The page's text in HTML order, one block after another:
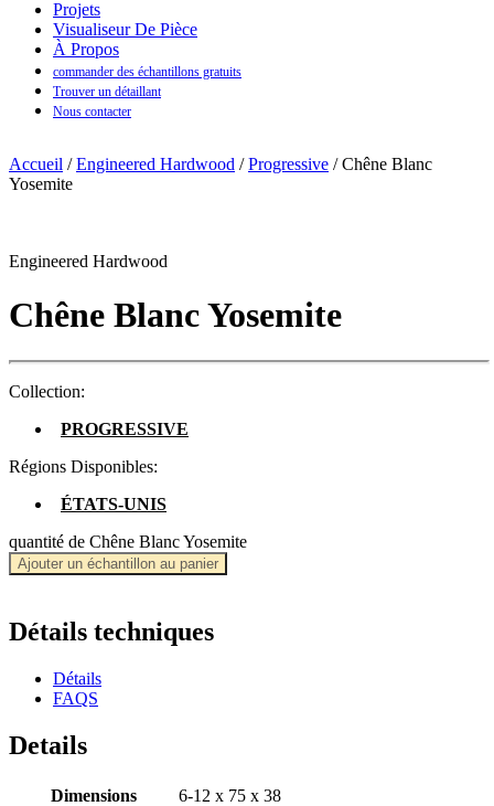
Projets
Visualiseur De Pièce
À Propos
commander des échantillons gratuits
Trouver un détaillant
Nous contacter
Accueil /Engineered Hardwood /Progressive / Chêne Blanc
Yosemite
Engineered Hardwood
Chêne Blanc Yosemite
Collection:
PROGRESSIVE
Régions Disponibles:
ÉTATS-UNIS
quantité de Chêne Blanc Yosemite
Ajouter un échantillon au panier
Détails techniques
Détails
FAQS
Details
Dimensions 6-12 x 75 x 38